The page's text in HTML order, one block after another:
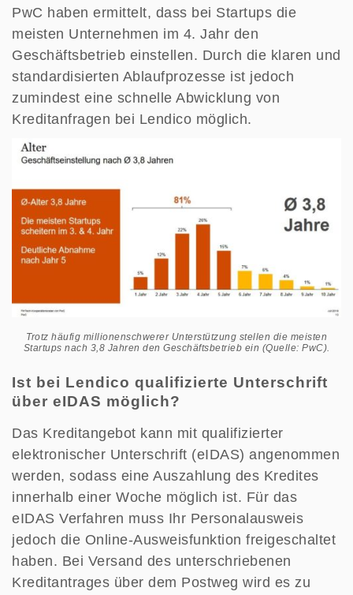
PwC haben ermittelt, dass bei Startups die
meisten Unternehmen im 4. Jahr den
Geschäftsbetrieb einstellen. Durch die klaren und
standardisierten Ablaufprozesse ist jedoch
zumindest eine schnelle Abwicklung von
Kreditanfragen bei Lendico möglich.
Trotz häufig millionenschwerer Unterstützung stellen die meisten
Startups nach 3,8 Jahren den Geschäftsbetrieb ein (Quelle: PwC).
Ist bei Lendico qualifizierte Unterschrift
über eIDAS möglich?
Das Kreditangebot kann mit qualifizierter
elektronischer Unterschrift (eIDAS) angenommen
werden, sodass eine Auszahlung des Kredites
innerhalb einer Woche möglich ist. Für das
eIDAS Verfahren muss Ihr Personalausweis
jedoch die Online-Ausweisfunktion freigeschaltet
haben. Bei Versand des unterschriebenen
Kreditantrages über dem Postweg wird es zu